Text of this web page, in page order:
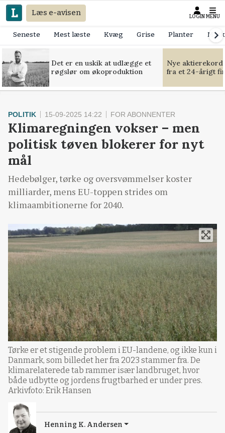
Læs e-avisen LOGIN MENU
Seneste Mest læste Kvæg Grise Planter
Det er en uskik at udlægge et
røgslør om økoproduktion
Nye
fra et 24-årigt
POLITIK 15-09-2025 14:22 FOR ABONNENTER
Klimaregningen vokser – men
politisk tøven blokerer for nyt
mål
Hedebølger, tørke og oversvømmelser koster
milliarder, mens EU-toppen strides om
klimaambitionerne for 2040.
Tørke er et stigende problem i EU-landene, og ikke kun i
Danmark, som billedet her fra 2023 stammer fra. De
klimarelaterede tab rammer især landbruget, hvor
både udbytte og jordens frugtbarhed er under pres.
Arkivfoto: Erik Hansen
Henning K. Andersen